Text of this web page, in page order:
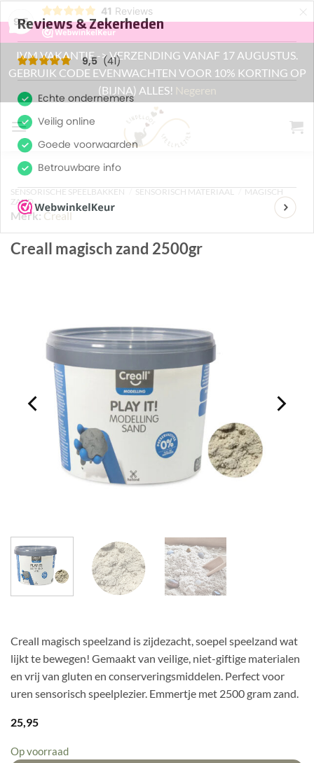
9,5
41 Reviews ×
IVM VAKANTIE -> VERZENDING VANAF 17 AUGUSTUS.
GEBRUIK CODE EVENWACHTEN VOOR 10% KORTING OP
(BIJNA) ALLES! Negeren
naar
inhoud
SENSORISCHE SPEELBAKKEN / SENSORISCH MATERIAAL / MAGISCH
ZAND
Merk: Creall
Creall magisch zand 2500gr
Creall magisch speelzand is zijdezacht, soepel speelzand wat
lijkt te bewegen! Gemaakt van veilige, niet-giftige materialen
en vrij van gluten en conserveringsmiddelen. Perfect voor
uren sensorisch speelplezier. Emmertje met 2500 gram zand.
25,95
Op voorraad